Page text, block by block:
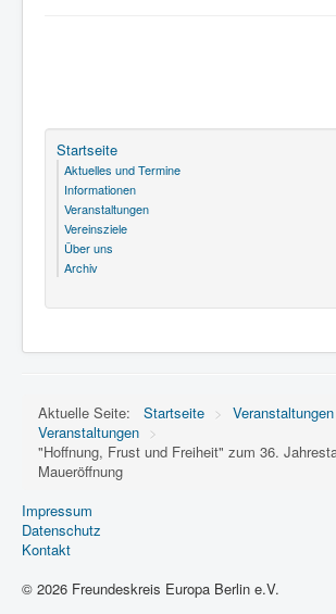
Startseite
Aktuelles und Termine
Informationen
Veranstaltungen
Vereinsziele
Über uns
Archiv
Aktuelle Seite: Startseite > Veranstaltungen
Veranstaltungen >
"Hoffnung, Frust und Freiheit" zum 36.
Maueröffnung
Impressum
Datenschutz
Kontakt
© 2026 Freundeskreis Europa Berlin e.V.